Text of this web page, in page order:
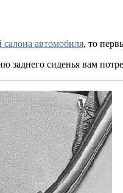
салона автомобиля, то
заднего сиденья вам